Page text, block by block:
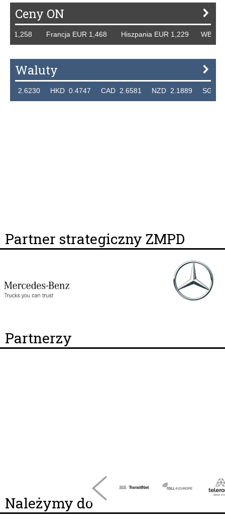
Ceny ON
1,258 Francja EUR 1,468 Hiszpania EUR 1,229 WB
Waluty
2.6230 HKD 0.4747 CAD 2.6581 NZD 2.1889 SGD
Partner strategiczny ZMPD
Partnerzy
Należymy do